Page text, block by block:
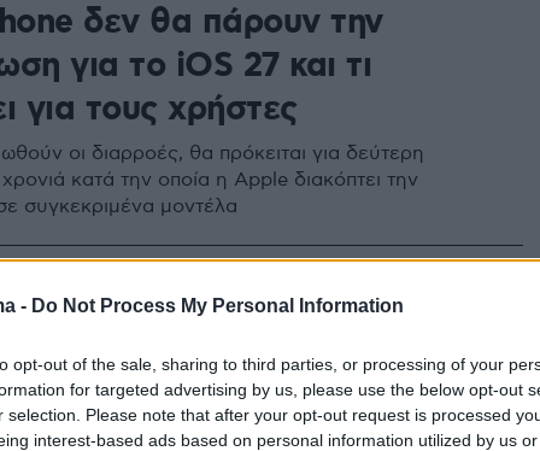
- Do Not Process My Personal Information
opt-out of the sale, sharing to third parties, or processing of your
for targeted advertising by us, please use the below opt-out
selection. Please note that after your opt-out request is processed
interest-based ads based on personal information utilized by us
δεν θα πάρουν την
για το iOS 27 και τι
για τους χρήστες
οι διαρροές, θα πρόκειται για δεύτερη
κατά την οποία η Apple διακόπτει την
συγκεκριμένα μοντέλα
Έρχονται μεγαλύτερες
τιμών στα iPhone
τιμές θα μπορούσαν να οδηγήσουν σε
πωλήσεις αναφέρουν αναλυτές που μίλησαν στο